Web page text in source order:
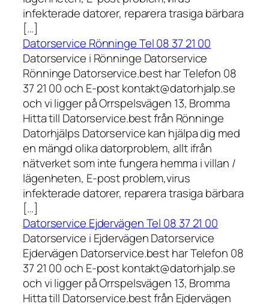
infekterade datorer, reparera trasiga bärbara
[…]
Datorservice Rönninge Tel 08 37 21 00
Datorservice i Rönninge Datorservice
Rönninge Datorservice.best har Telefon 08
37 21 00 och E-post kontakt@datorhjalp.se
och vi ligger på Orrspelsvägen 13, Bromma
Hitta till Datorservice.best från Rönninge
Datorhjälps Datorservice kan hjälpa dig med
en mängd olika datorproblem, allt ifrån
nätverket som inte fungera hemma i villan /
lägenheten, E-post problem,virus
infekterade datorer, reparera trasiga bärbara
[…]
Datorservice Ejdervägen Tel 08 37 21 00
Datorservice i Ejdervägen Datorservice
Ejdervägen Datorservice.best har Telefon 08
37 21 00 och E-post kontakt@datorhjalp.se
och vi ligger på Orrspelsvägen 13, Bromma
Hitta till Datorservice.best från Ejdervägen